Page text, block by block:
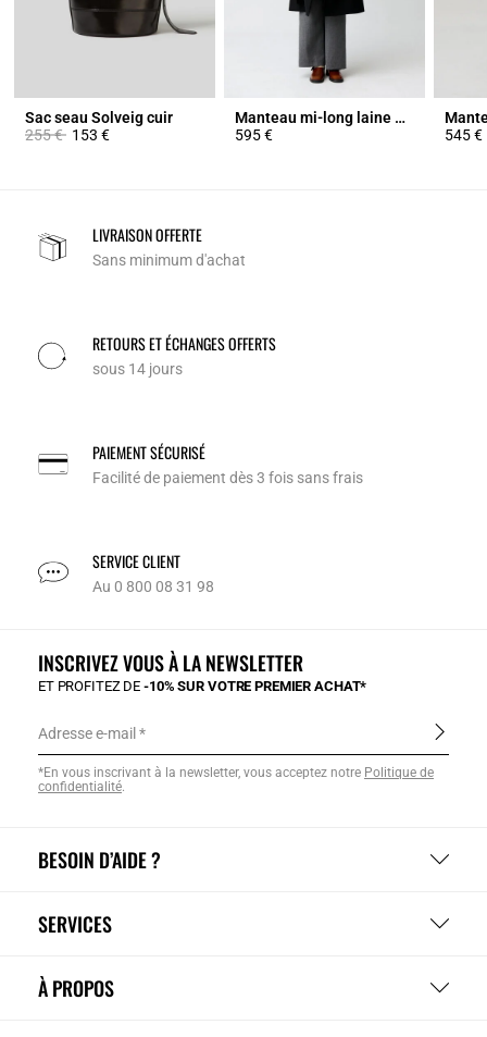
Sac seau Solveig cuir
Prix réduit à partir de
255 €à153 €
Manteau mi-long laine mélangée
595 €
545 €
LIVRAISON OFFERTE
Sans minimum d'achat
RETOURS ET ÉCHANGES OFFERTS
sous 14 jours
PAIEMENT SÉCURISÉ
Facilité de paiement dès 3 fois sans frais
SERVICE CLIENT
Au 0 800 08 31 98
BESOIN D’AIDE ?
SERVICES
À PROPOS
INSCRIVEZ VOUS À LA NEWSLETTER
ET PROFITEZ DE-10% SUR VOTRE PREMIER ACHAT*
Adresse e-mail
*En vous inscrivant à la newsletter, vous acceptez notre Politique de
confidentialité.